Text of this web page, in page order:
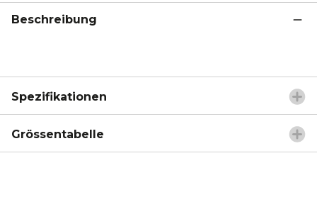
Beschreibung
Spezifikationen
Grössentabelle